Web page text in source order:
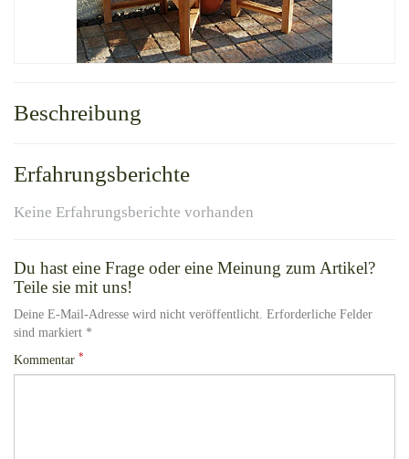
Beschreibung
Erfahrungsberichte
Keine Erfahrungsberichte vorhanden
Du hast eine Frage oder eine Meinung zum Artikel?
Teile sie mit uns!
Deine E-Mail-Adresse wird nicht veröffentlicht. Erforderliche Felder
sind markiert *
Kommentar *